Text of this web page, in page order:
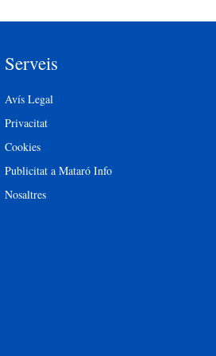
Serveis
Avís Legal
Privacitat
Cookies
Publicitat a Mataró Info
Nosaltres